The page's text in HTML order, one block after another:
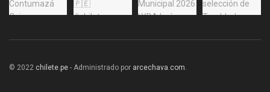
© 2022 chilete.pe - Administrado por arcechava.com